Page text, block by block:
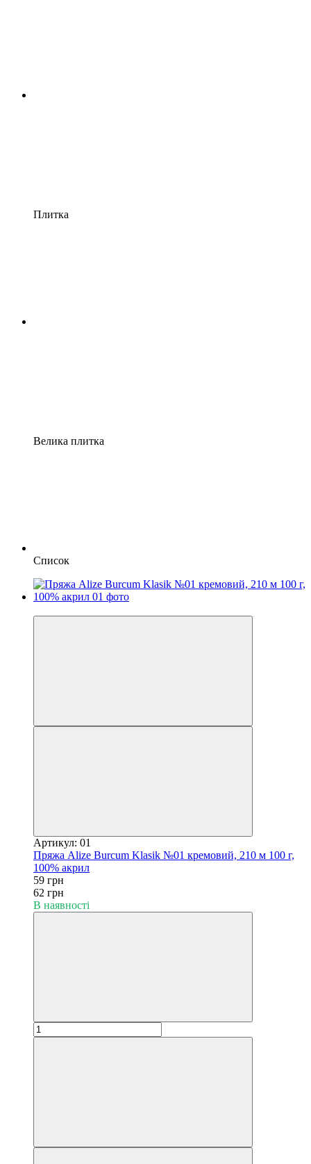
Плитка
Велика плитка
Список
Артикул: 01
Пряжа Alize Burcum Klasik №01 кремовий, 210 м 100 г,
100% акрил
59 грн
62 грн
В наявності